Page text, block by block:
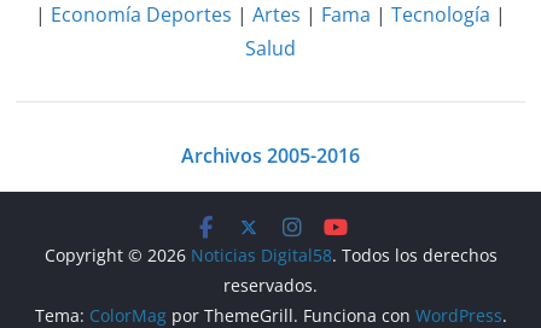
| Economía Deportes | Artes | Fama | Tecnología |
Salud
Archivos 2005-2016
Copyright © 2026 Noticias Digital58. Todos los derechos
reservados.
Tema: ColorMagpor ThemeGrill. Funciona con WordPress.